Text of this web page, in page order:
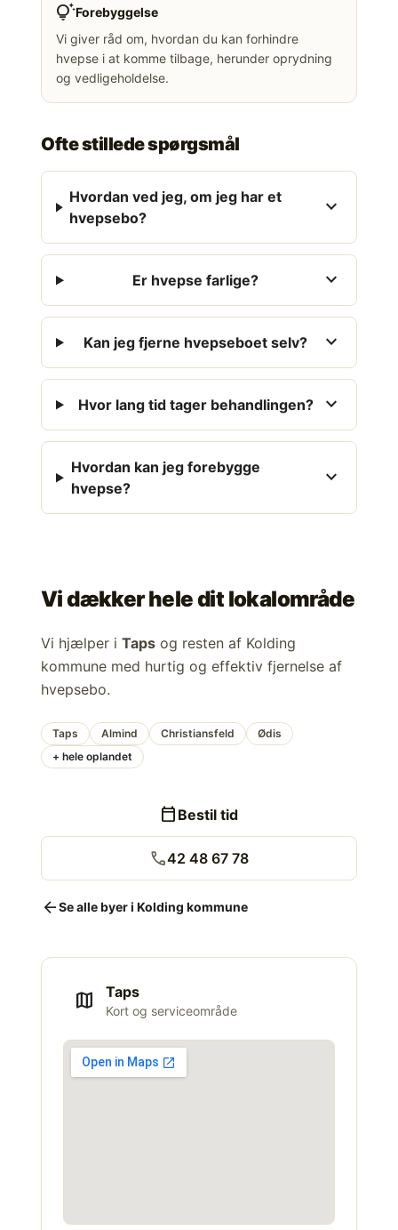
tips_and_updatesForebyggelse
Vi giver råd om, hvordan du kan forhindre
hvepse i at komme tilbage, herunder oprydning
og vedligeholdelse.
Ofte stillede spørgsmål
Hvordan ved jeg, om jeg har et
hvepsebo?
expand_more
Er hvepse farlige? expand_more
Kan jeg fjerne hvepseboet selv? expand_more
Hvor lang tid tager behandlingen? expand_more
Hvordan kan jeg forebygge
hvepse?
expand_more
Vi dækker hele dit lokalområde
Vi hjælper i Taps og resten af Kolding
kommune med hurtig og effektiv fjernelse af
hvepsebo.
Taps Almind Christiansfeld
Ødis
+ hele oplandet
calendar_today Bestil tid
call42 48 67 78
arrow_backSe alle byer i Kolding kommune
map Taps
Kort og serviceområde